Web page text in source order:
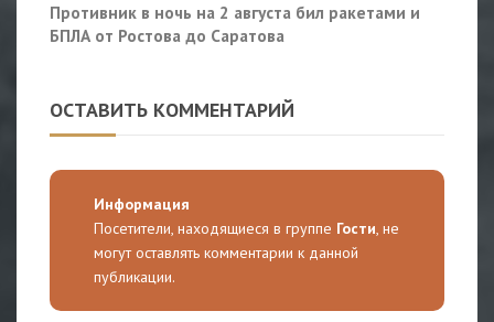
Противник в ночь на 2 августа бил ракетами и
БПЛА от Ростова до Саратова
ОСТАВИТЬ КОММЕНТАРИЙ
Информация
Посетители, находящиеся в группе Гости, не
могут оставлять комментарии к данной
публикации.